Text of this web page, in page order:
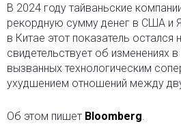
В 2024 году тайваньские
рекордную сумму денег в США и
в Китае этот показатель
свидетельствует об изменениях
вызванных технологическим
ухудшением отношений между
Об этом пишет Bloomberg.